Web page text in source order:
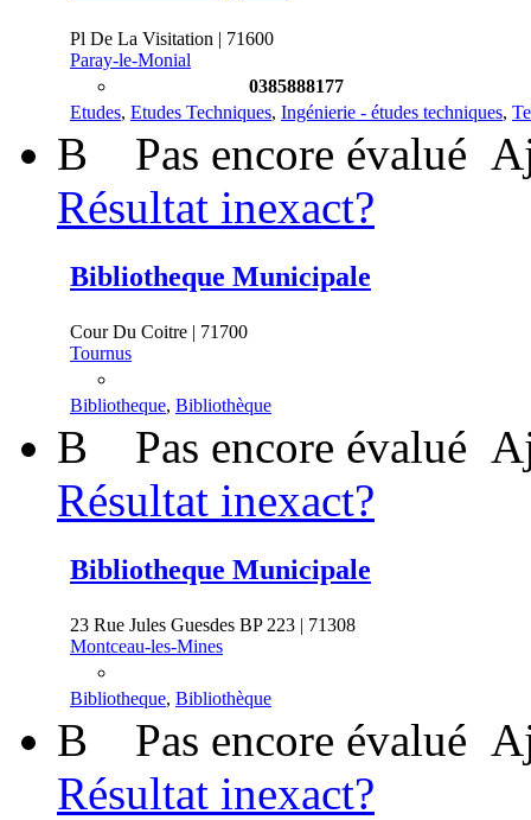
Pl De La Visitation | 71600
Paray-le-Monial
0385888177
Etudes, Etudes Techniques, Ingénierie - études techniques,
B Pas encore évalué
Résultat inexact?
Bibliotheque Municipale
Cour Du Coitre | 71700
Tournus
Bibliotheque, Bibliothèque
B Pas encore évalué
Résultat inexact?
Bibliotheque Municipale
23 Rue Jules Guesdes BP 223 | 71308
Montceau-les-Mines
Bibliotheque, Bibliothèque
B Pas encore évalué
Résultat inexact?